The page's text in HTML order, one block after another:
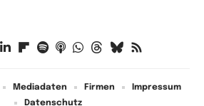
Mediadaten Firmen
Impressum
Datenschutz